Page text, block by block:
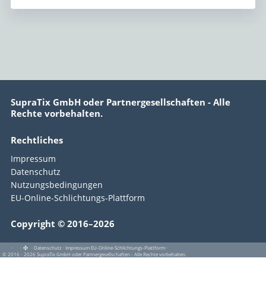
SupraTix GmbH oder Partnergesellschaften - Alle
Rechte vorbehalten.
Rechtliches
Impressum
Datenschutz
Nutzungsbedingungen
EU-Online-Schlichtungs-Plattform
Copyright © 2016–2026
· · ·Datenschutz ·Impressum EU-Online-Schlichtungs-Plattform·
© 2016 - 2026 SupraTix GmbH oder Partnergesellschaften - Alle Rechte vorbehalten.